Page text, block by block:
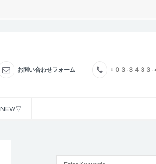
お問い合わせフォーム + ０３-３４３３-
NEW▽